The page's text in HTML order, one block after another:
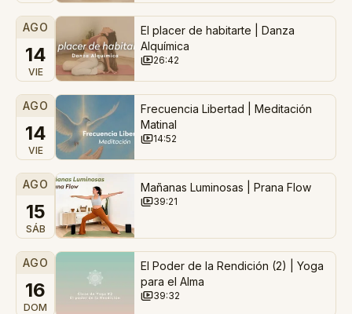
AGO
14
VIE
El placer de habitarte | Danza
Alquímica
26:42
AGO
14
VIE
Frecuencia Libertad | Meditación
Matinal
14:52
AGO
15
SÁB
Mañanas Luminosas | Prana Flow
39:21
AGO
16
DOM
El Poder de la Rendición (2) | Yoga
para el Alma
39:32